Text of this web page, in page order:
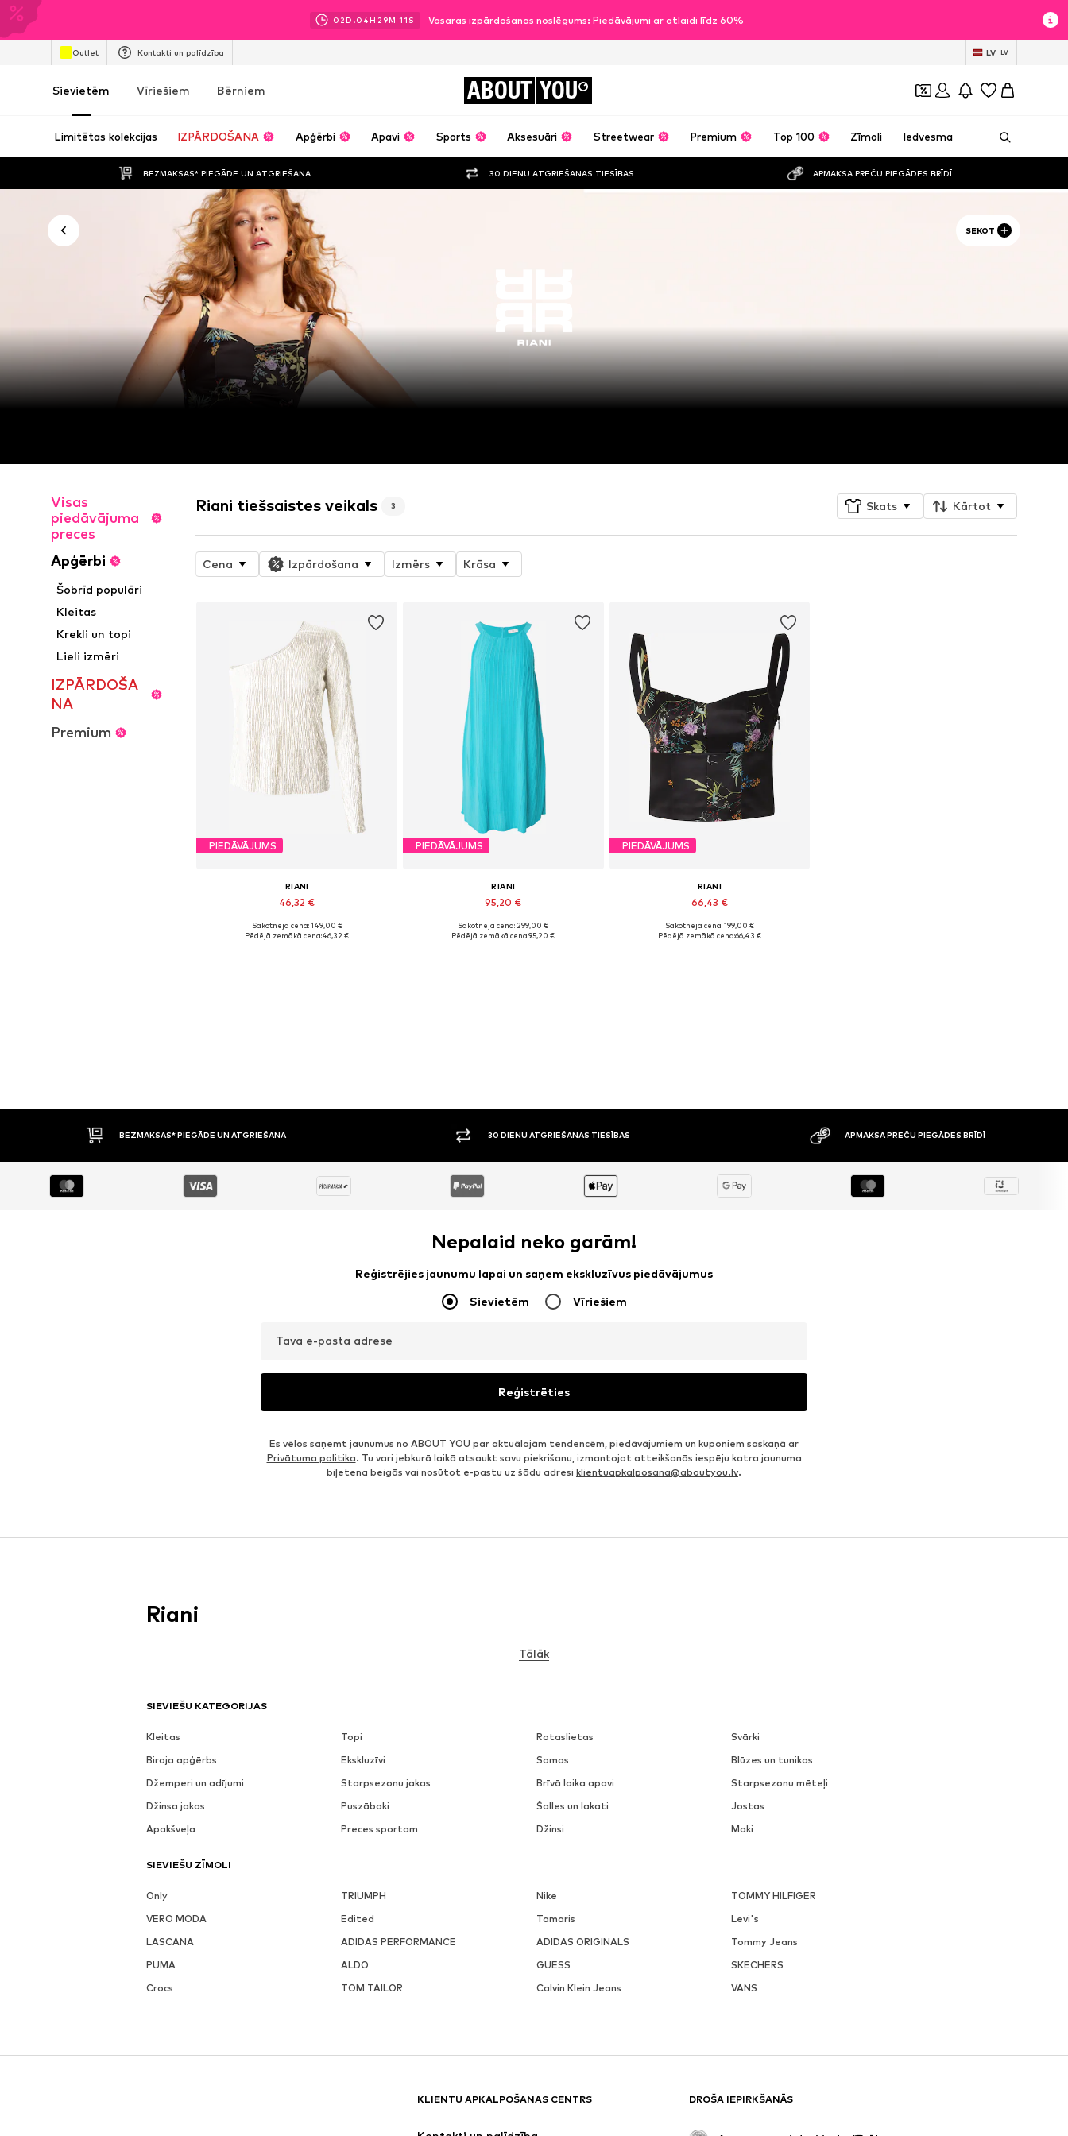
02D.04H 29M 10 S Vasaras izpārdošanas noslēgums: Piedāvājumi ar atlaidi līdz 60%
Outlet Kontakti un palīdzība LV LV
Sievietēm Vīriešiem Bērniem ABOUT YOU
Limitētas kolekcijas IZPĀRDOŠANA Apģērbi Apavi Sports Aksesuāri Streetwear Premium Top 100 Zīmoli Iedvesma
BEZMAKSAS* PIEGĀDE UN ATGRIEŠANA 30 DIENU ATGRIEŠANAS TIESĪBAS APMAKSA PREČU PIEGĀDES BRĪDĪ
SEKOT
Visas
piedāvājuma
preces
Apģērbi
Šobrīd populāri
Kleitas
Krekli un topi
Lieli izmēri
IZPĀRDOŠA
NA
Premium
Riani tiešsaistes veikals 3 Skats Kārtot
Cena Izpārdošana Izmērs Krāsa
PIEDĀVĀJUMS
RIANI
46,32 €
Pieejamie izmēri: S, L
Sākotnējā cena: 149,00 €
Pēdējā zemākā cena:46,32 €
PIEDĀVĀJUMS
RIANI
95,20 €
Pieejamie izmēri: 38
Sākotnējā cena: 299,00 €
Pēdējā zemākā cena:95,20 €
PIEDĀVĀJUMS
RIANI
66,43 €
Pieejamie izmēri: XS
Sākotnējā cena: 199,00 €
Pēdējā zemākā cena:66,43 €
BEZMAKSAS* PIEGĀDE UN ATGRIEŠANA 30 DIENU ATGRIEŠANAS TIESĪBAS APMAKSA PREČU PIEGĀDES BRĪDĪ
Nepalaid neko garām!
Reģistrējies jaunumu lapai un saņem ekskluzīvus piedāvājumus
Sievietēm Vīriešiem
Tava e-pasta adrese
Reģistrēties
Es vēlos saņemt jaunumus no ABOUT YOU par aktuālajām tendencēm, piedāvājumiem un kuponiem saskaņā ar
Privātuma politika. Tu vari jebkurā laikā atsaukt savu piekrišanu, izmantojot atteikšanās iespēju katra jaunuma
biļetena beigās vai nosūtot e-pastu uz šādu adresi klientuapkalposana@aboutyou.lv.
SIEVIEŠU KATEGORIJAS
Kleitas Topi Rotaslietas
Svārki
Biroja apģērbs
Ekskluzīvi Somas
Blūzes un tunikas
Džemperi un adījumi
Starpsezonu jakas Brīvā laika apavi
Starpsezonu mēteļi
Džinsa jakas
Puszābaki Šalles un lakati
Jostas
Apakšveļa
Preces sportam Džinsi Maki
SIEVIEŠU ZĪMOLI
Only TRIUMPH Nike
TOMMY HILFIGER
VERO MODA
Edited Tamaris
Levi's
LASCANA
ADIDAS PERFORMANCE ADIDAS ORIGINALS
Tommy Jeans
PUMA
ALDO GUESS
SKECHERS
Crocs
TOM TAILOR Calvin Klein Jeans VANS
KLIENTU APKALPOŠANAS CENTRS DROŠA IEPIRKŠANĀS
Riani
Tālāk